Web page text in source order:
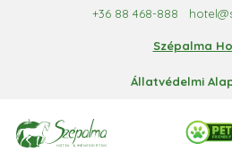
+36 88 468-888
Szépalma
Állatvédelmi